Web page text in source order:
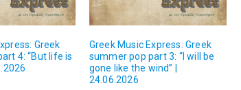
Greek
4: “But life is
Greek Music Express: Greek
summer pop part 3: “I will be
gone like the wind” |
24.06.2026